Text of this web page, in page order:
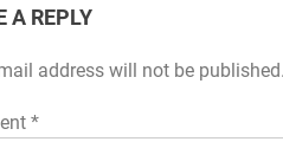
A REPLY
address will not be published.
*